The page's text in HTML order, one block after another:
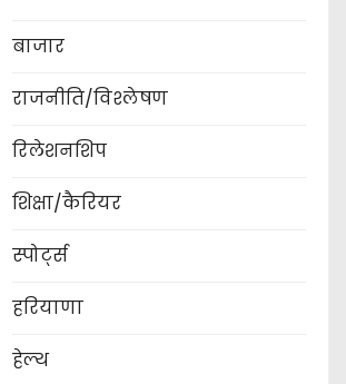
बाजार
राजनीति/विश्लेषण
रिलेशनशिप
शिक्षा/कैरियर
स्पोर्ट्स
हरियाणा
हेल्थ